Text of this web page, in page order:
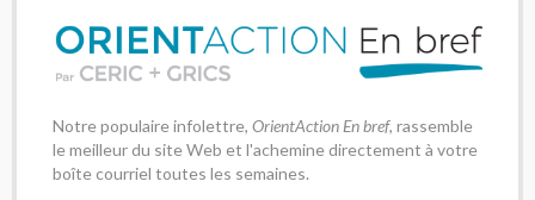
Notre populaire infolettre, OrientAction En bref, rassemble
le meilleur du site Web et l'achemine directement à votre
boîte courriel toutes les semaines.